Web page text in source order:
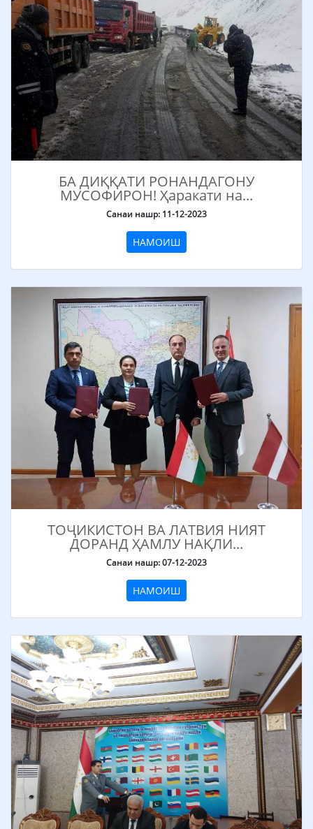
БА ДИҚҚАТИ РОНАНДАГОНУ
МУСОФИРОН! Ҳаракати на...
Санаи нашр: 11-12-2023
НАМОИШ
ТОҶИКИСТОН ВА ЛАТВИЯ НИЯТ
ДОРАНД ҲАМЛУ НАҚЛИ...
Санаи нашр: 07-12-2023
НАМОИШ